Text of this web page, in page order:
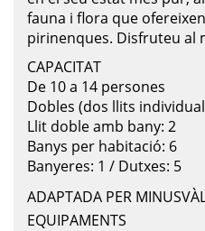
fauna i flora que
pirinenques. Disfruteu al
CAPACITAT
De 10 a 14 persones
Dobles (dos llits
Llit doble amb bany: 2
Banys per habitació: 6
Banyeres: 1 / Dutxes: 5
ADAPTADA PER
EQUIPAMENTS